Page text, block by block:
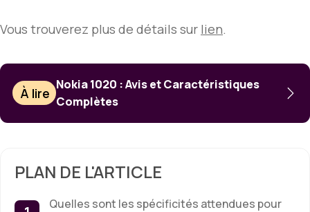
Vous trouverez plus de détails sur lien.
À lire
Nokia 1020 : Avis et Caractéristiques
Complètes
PLAN DE L'ARTICLE
Quelles sont les spécificités attendues pour